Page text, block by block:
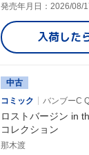
発売年月日：2026/08/
入荷した
中古
コミック
バンブーC
ロストバージン in
コレクション
那木渡